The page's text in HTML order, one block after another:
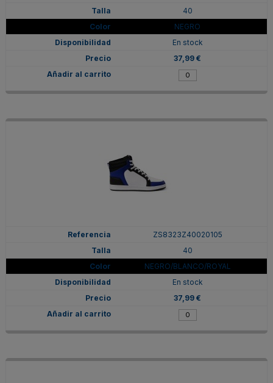
40
NEGRO
En stock
37,99 €
ZS8323Z40020105
40
NEGRO/BLANCO/ROYAL
En stock
37,99 €